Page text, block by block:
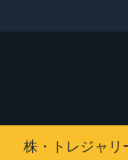
株・トレジャリ